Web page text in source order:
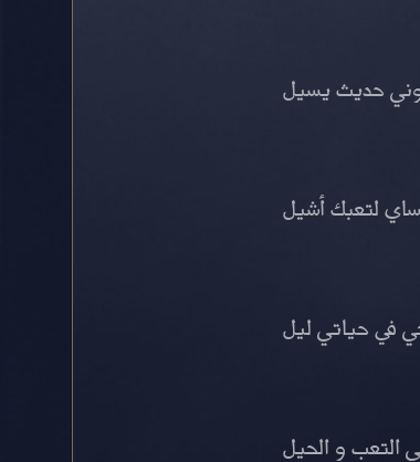
حديث يسيل
لتعبك أشيل
في حياتي ليل
التعب و الحيل